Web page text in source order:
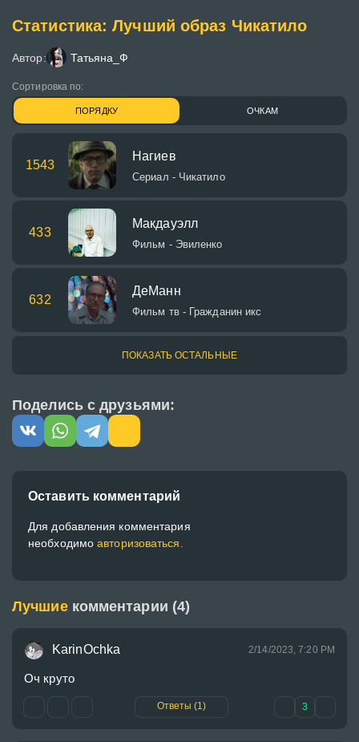
Статистика: Лучший образ Чикатило
Автор: Татьяна_Ф
Сортировка по:
ПОРЯДКУ ОЧКАМ
1543
Нагиев
Сериал - Чикатило
433
Макдауэлл
Фильм - Эвиленко
632
ДеМанн
Фильм тв - Гражданин икс
ПОКАЗАТЬ ОСТАЛЬНЫЕ
Поделись с друзьями:
Оставить комментарий
Для добавления комментария
необходимоавторизоваться.
Лучшие комментарии (4)
KarinOchka 2/14/2023, 7:20 PM
Оч круто
Ответы (1) 3